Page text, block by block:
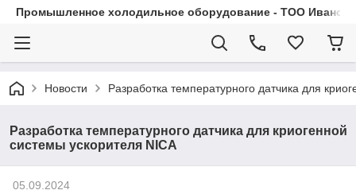
Промышленное холодильное оборудование - ТОО
Новости Разработка температурного датчика для
Разработка температурного датчика для криогенной
системы ускорителя NICA
05.09.2024